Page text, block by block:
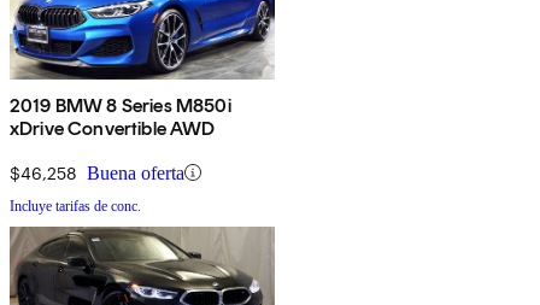
2019 BMW 8 Series M850i
xDrive Convertible AWD
$46,258 Buena oferta
Incluye tarifas de conc.